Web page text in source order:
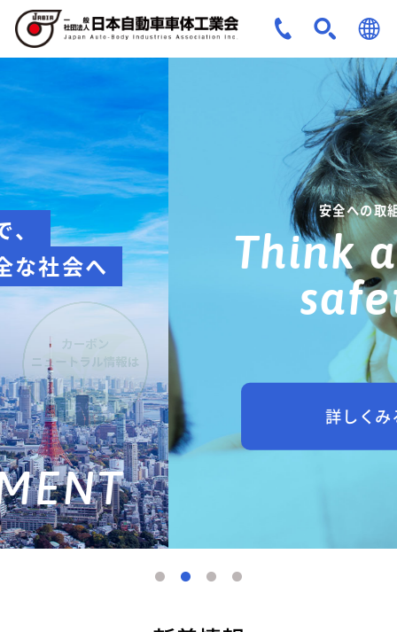
JPN
ENG
安全への取組み
Think about
safety
詳しくみる